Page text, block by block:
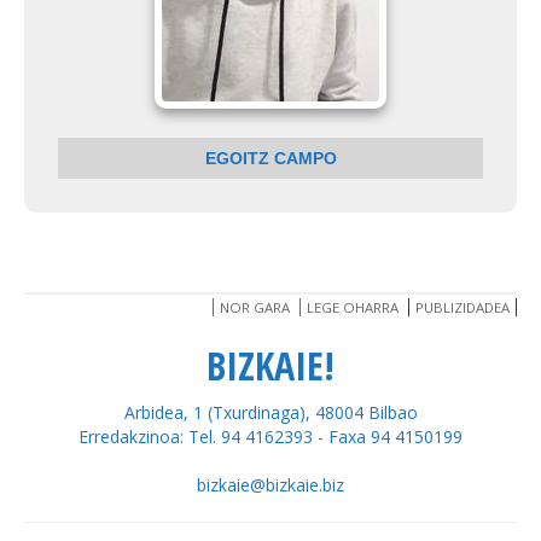
EGOITZ CAMPO
NOR GARA LEGE OHARRA PUBLIZIDADEA
BIZKAIE!
Arbidea, 1 (Txurdinaga), 48004 Bilbao
Erredakzinoa: Tel. 94 4162393 - Faxa 94 4150199
bizkaie@bizkaie.biz